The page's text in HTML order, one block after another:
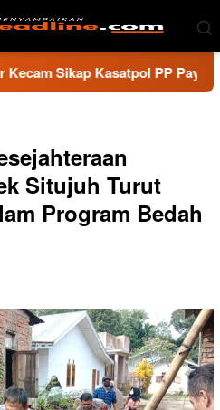
Kasatpol PP Payakumbuh,
Situjuh Turut
Program Bedah